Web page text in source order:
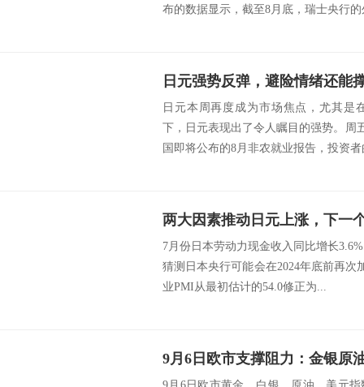
布的数据显示，截至8月底，瑞士央行
日元本周再度成为市场焦点，尤其是
下，日元表现出了令人瞩目的强势。周
国即将公布的8月非农就业报告，投资
两大因素推动日元上涨，下一
7月份日本劳动力现金收入同比增长
猜测日本央行可能会在2024年底前再次
业PMI从最初估计的54.0修正为...
9月6日欧市支撑阻力：金银原